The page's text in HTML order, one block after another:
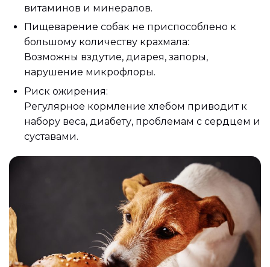
витаминов и минералов.
Пищеварение собак не приспособлено к
большому количеству крахмала:
Возможны вздутие, диарея, запоры,
нарушение микрофлоры.
Риск ожирения:
Регулярное кормление хлебом приводит к
набору веса, диабету, проблемам с сердцем и
суставами.